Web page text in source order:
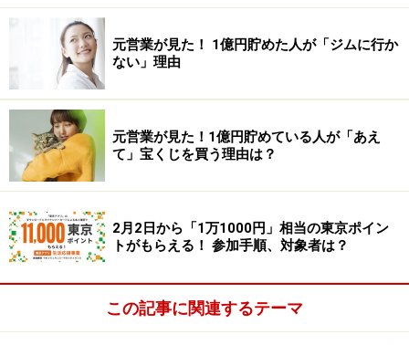
「絶対に○○する」というスタンスは、失敗
のもと
では、1000万円以上の貯蓄がある人は、どのようなスタ
ンスなのでしょうか。
いる人ばかりではありません。外出で疲れたり、ずっと
家にいたとしてもストレスが溜まったりすることもあ
り、「今日は家で料理できないな……」と感じることもあ
元営業が見た！ 1億円貯めた人が「ジムに行か
ない」理由
元営業が見た！1億円貯めている人が「あえ
て」宝くじを買う理由は？
2月2日から「1万1000円」相当の東京ポイン
トがもらえる！ 参加手順、対象者は？
この記事に関連するテーマ